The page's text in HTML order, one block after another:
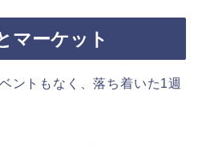
マーケット
ントもなく、落ち着いた1週